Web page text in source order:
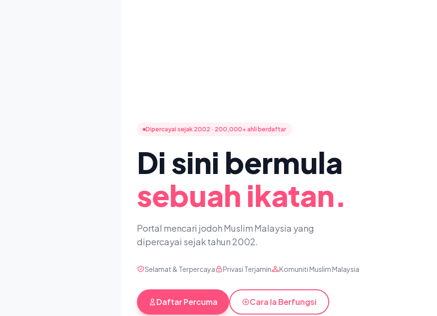
Dipercayai sejak 2002 · 200,000+ ahli berdaftar
Di sini bermula
sebuah ikatan.
Portal mencari jodoh Muslim Malaysia yang
dipercayai sejak tahun 2002.
Selamat & Terpercaya Privasi Terjamin Komuniti Muslim Malaysia
Daftar Percuma Cara Ia Berfungsi